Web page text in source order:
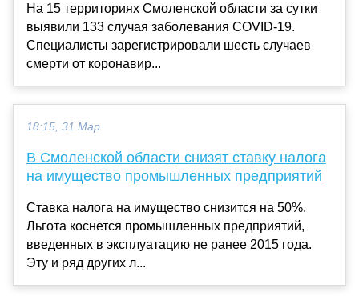
На 15 территориях Смоленской области за сутки
выявили 133 случая заболевания COVID-19.
Специалисты зарегистрировали шесть случаев
смерти от коронавир...
18:15, 31 Мар
В Смоленской области снизят ставку налога
на имущество промышленных предприятий
Ставка налога на имущество снизится на 50%.
Льгота коснется промышленных предприятий,
введенных в эксплуатацию не ранее 2015 года.
Эту и ряд других л...